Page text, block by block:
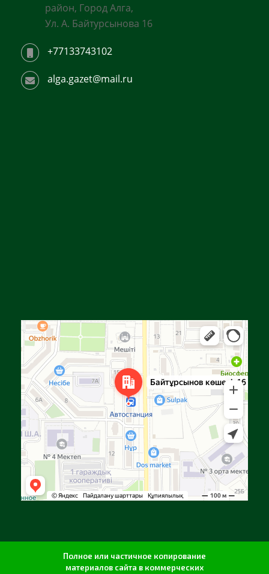
район, Город Алга,
Ул. А. Байтурсынова 16
+77133743102
alga.gazet@mail.ru
Улица Байтурсынова, 16 — Яндекс Карты
Полное или частичное копирование
материалов сайта в коммерческих